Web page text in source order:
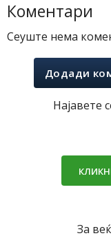
Коментари
Сеуште нема
Додади
Најавете
За